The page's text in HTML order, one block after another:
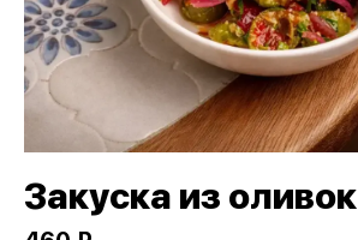
Закуска из оливок